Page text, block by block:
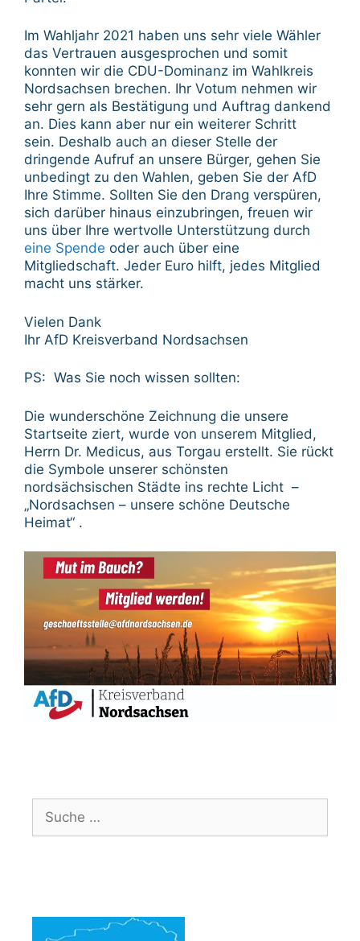
Im Wahljahr 2021 haben uns sehr viele Wähler
das Vertrauen ausgesprochen und somit
konnten wir die CDU-Dominanz im Wahlkreis
Nordsachsen brechen. Ihr Votum nehmen wir
sehr gern als Bestätigung und Auftrag dankend
an. Dies kann aber nur ein weiterer Schritt
sein. Deshalb auch an dieser Stelle der
dringende Aufruf an unsere Bürger, gehen Sie
unbedingt zu den Wahlen, geben Sie der AfD
Ihre Stimme. Sollten Sie den Drang verspüren,
sich darüber hinaus einzubringen, freuen wir
uns über Ihre wertvolle Unterstützung durch
eine Spende oder auch über eine
Mitgliedschaft. Jeder Euro hilft, jedes Mitglied
macht uns stärker.
Vielen Dank
Ihr AfD Kreisverband Nordsachsen
PS: Was Sie noch wissen sollten:
Die wunderschöne Zeichnung die unsere
Startseite ziert, wurde von unserem Mitglied,
Herrn Dr. Medicus, aus Torgau erstellt. Sie rückt
die Symbole unserer schönsten
nordsächsischen Städte ins rechte Licht –
„Nordsachsen – unsere schöne Deutsche
Heimat“ .
nach: